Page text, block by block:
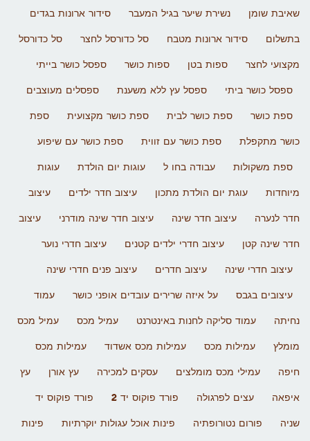
שאיבת שומן נשירת שיער בגיל המעבר
סידור ארונות בגדים
בתשלום
סידור ארונות מטבח סל כדורסל לחצר
סל כדורסל
מקצועי לחצר
ספות בטן ספות כושר
ספסל כושר בייתי
ספסל כושר ביתי
ספסל עץ ללא משענת
ספסלים מעוצבים
ספת כושר
ספת כושר לבית ספת כושר מקצועית
ספת
כושר מתקפלת
ספת כושר עם זווית
ספת כושר עם שיפוע
ספת משקולות
עבודה בחו ל עוגות יום הולדת
עוגות
מיוחדות
עוגת יום הולדת מתכון עיצוב חדר ילדים
עיצוב
חדר לנערה
עיצוב חדר שינה עיצוב חדר שינה מודרני
עיצוב
חדר שינה קטן
עיצוב חדרי ילדים קטנים
עיצוב חדרי נוער
עיצוב חדרי שינה
עיצוב חדרים
עיצוב פנים חדרי שינה
עיצובים בגבס
על איזה שרירים עובדים אופני כושר
עמוד
נחיתה
עמוד סליקה לחנות באינטרנט עמיל מכס
עמיל מכס
מומלץ
עמילות מכס עמילות מכס אשדוד
עמילות מכס
חיפה
עמילי מכס מומלצים עסקים למכירה עץ אורן
עץ
איפאה
עצים לפרגולה פורד פוקוס יד 2
פורד פוקוס יד
שניה
פורום נטורופתיה פינות אוכל עגולות יוקרתיות
פינות